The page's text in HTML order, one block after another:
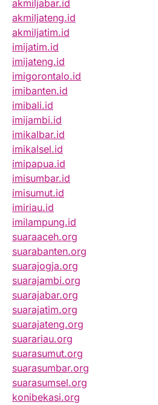
akmiljabar.id
akmiljateng.id
akmiljatim.id
imijatim.id
imijateng.id
imigorontalo.id
imibanten.id
imibali.id
imijambi.id
imikalbar.id
imikalsel.id
imipapua.id
imisumbar.id
imisumut.id
imiriau.id
imilampung.id
suaraaceh.org
suarabanten.org
suarajogja.org
suarajambi.org
suarajabar.org
suarajatim.org
suarajateng.org
suarariau.org
suarasumut.org
suarasumbar.org
suarasumsel.org
konibekasi.org